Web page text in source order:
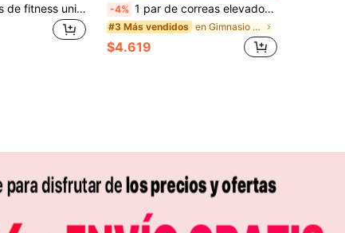
1 par de guantes de fitness unisex de malla transpirable con soporte para la muñeca, guantes de gimnasio de medio dedo antideslizantes para un mejor agarre, guantes de entrenamiento de levantamiento de pesas adecuados para entrenamiento cruzado y fitness -4% 1 par de correas elevadoras para pesas, muñequeras antideslizantes de silicona para entrenamiento de fuerza, agarre de mano para levantamiento de pesas, crossfit, soporte para muñecas, accesorios de gimnasio
#3 Más vendidos en Gimnasio y fitness Accesorios para equipos de f
$4.619